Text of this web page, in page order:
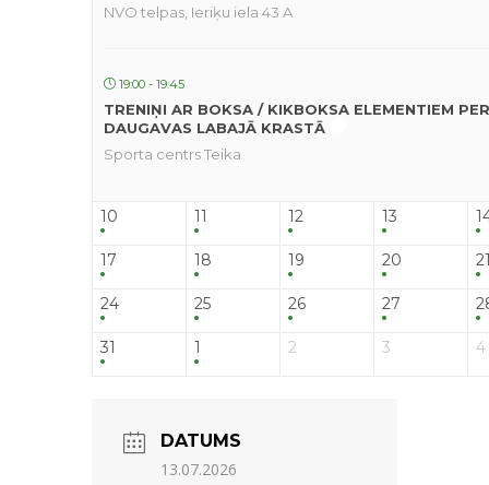
NVO telpas, Ieriķu iela 43 A
19:00 - 19:45
TRENIŅI AR BOKSA / KIKBOKSA ELEMENTIEM
DAUGAVAS LABAJĀ KRASTĀ
Sporta centrs Teika
10 11 12 13
17 18 19 20
24 25 26 27
31 1 2 3 4
DATUMS
13.07.2026